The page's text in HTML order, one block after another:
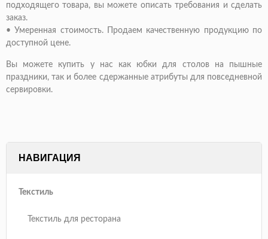
подходящего товара, вы можете описать требования и сделать
заказ.
• Умеренная стоимость. Продаем качественную продукцию по
доступной цене.
Вы можете купить у нас как юбки для столов на пышные
праздники, так и более сдержанные атрибуты для повседневной
сервировки.
НАВИГАЦИЯ
Текстиль
Текстиль для ресторана